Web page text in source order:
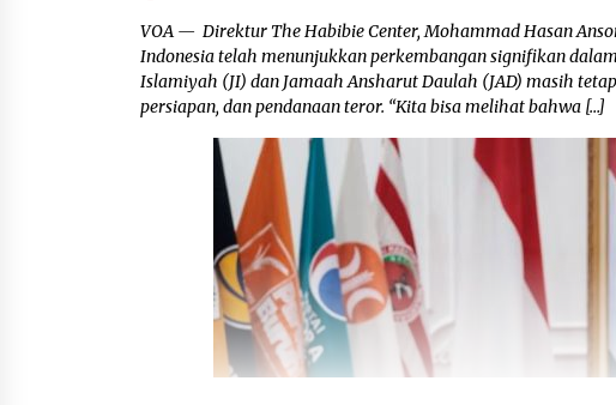
VOA — Direktur The Habibie Center, Mohammad Hasan
Indonesia telah menunjukkan perkembangan signifikan
Islamiyah (JI) dan Jamaah Ansharut Daulah (JAD) masih
persiapan, dan pendanaan teror. “Kita bisa melihat bahwa […]